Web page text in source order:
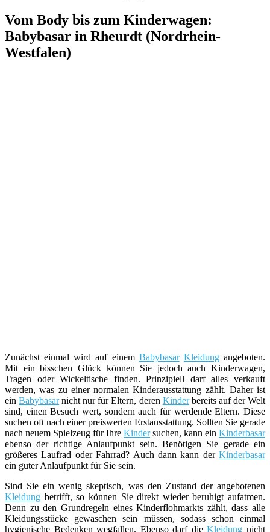
Vom Body bis zum Kinderwagen:
Babybasar in Rheurdt (Nordrhein-
Westfalen)
Zunächst einmal wird auf einem Babybasar Kleidungangeboten.
Mit ein bisschen Glück können Sie jedoch auch Kinderwagen,
Tragen oder Wickeltische finden. Prinzipiell darf alles verkauft
werden, was zu einer normalen Kinderausstattung zählt. Daher ist
einBabybasarnicht nur für Eltern, deren Kinderbereits auf der Welt
sind, einen Besuch wert, sondern auch für werdende Eltern. Diese
suchen oft nach einer preiswerten Erstausstattung. Sollten Sie gerade
nach neuem Spielzeug für Ihre Kindersuchen, kann ein Kinderbasar
ebenso der richtige Anlaufpunkt sein. Benötigen Sie gerade ein
größeres Laufrad oder Fahrrad? Auch dann kann der Kinderbasar
ein guter Anlaufpunkt für Sie sein.
Sind Sie ein wenig skeptisch, was den Zustand der angebotenen
Kleidung betrifft, so können Sie direkt wieder beruhigt aufatmen.
Denn zu den Grundregeln eines Kinderflohmarkts zählt, dass alle
Kleidungsstücke gewaschen sein müssen, sodass schon einmal
hygienische Bedenken wegfallen. Ebenso darf dieKleidung nicht